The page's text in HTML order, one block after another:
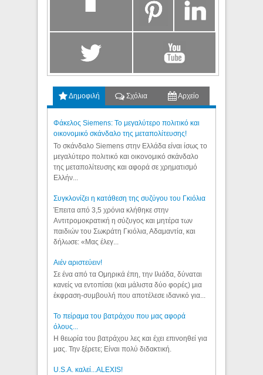
Δημοφιλή Σχόλια Αρχείο
Φάκελος Siemens: Το μεγαλύτερο πολιτικό και
οικονομικό σκάνδαλο της μεταπολίτευσης!
Το σκάνδαλο Siemens στην Ελλάδα είναι ίσως το
μεγαλύτερο πολιτικό και οικονομικό σκάνδαλο
της μεταπολίτευσης και αφορά σε χρηματισμό
Ελλήν...
Συγκλονίζει η κατάθεση της συζύγου του Γκιόλια
Έπειτα από 3,5 χρόνια κλήθηκε στην
Αντιτρομοκρατική η σύζυγος και μητέρα των
παιδιών του Σωκράτη Γκιόλια, Αδαμαντία, και
δήλωσε: «Μας έλεγ...
Aιέν αριστεύειν!
Σε ένα από τα Ομηρικά έπη, την Ιλιάδα, δύναται
κανείς να εντοπίσει (και μάλιστα δύο φορές) μια
έκφραση-συμβουλή που αποτέλεσε ιδανικό για...
Το πείραμα του βατράχου που μας αφορά
όλους...
Η θεωρία του βατράχου λες και έχει επινοηθεί για
μας. Την ξέρετε; Είναι πολύ διδακτική.
U.S.A. καλεί...ALEXIS!